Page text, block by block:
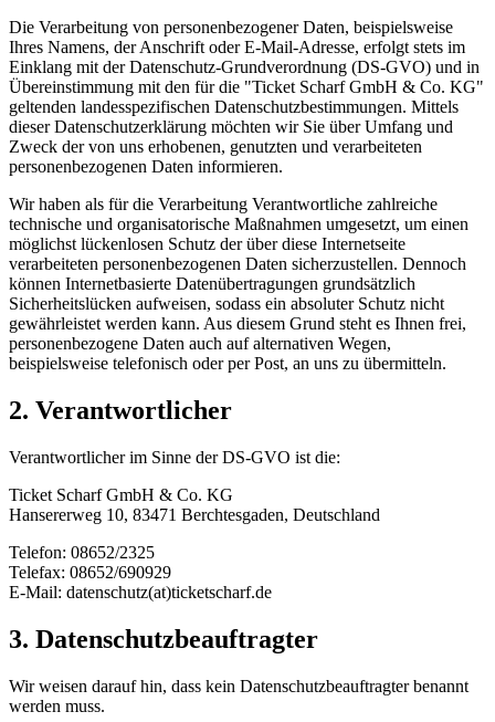
Die Verarbeitung von personenbezogener Daten, beispielsweise
Ihres Namens, der Anschrift oder E-Mail-Adresse, erfolgt stets im
Einklang mit der Datenschutz-Grundverordnung (DS-GVO) und in
Übereinstimmung mit den für die "Ticket Scharf GmbH & Co. KG"
geltenden landesspezifischen Datenschutzbestimmungen. Mittels
dieser Datenschutzerklärung möchten wir Sie über Umfang und
Zweck der von uns erhobenen, genutzten und verarbeiteten
personenbezogenen Daten informieren.
Wir haben als für die Verarbeitung Verantwortliche zahlreiche
technische und organisatorische Maßnahmen umgesetzt, um einen
möglichst lückenlosen Schutz der über diese Internetseite
verarbeiteten personenbezogenen Daten sicherzustellen. Dennoch
können Internetbasierte Datenübertragungen grundsätzlich
Sicherheitslücken aufweisen, sodass ein absoluter Schutz nicht
gewährleistet werden kann. Aus diesem Grund steht es Ihnen frei,
personenbezogene Daten auch auf alternativen Wegen,
beispielsweise telefonisch oder per Post, an uns zu übermitteln.
2. Verantwortlicher
Verantwortlicher im Sinne der DS-GVO ist die:
Ticket Scharf GmbH & Co. KG
Hansererweg 10, 83471 Berchtesgaden, Deutschland
Telefon: 08652/2325
Telefax: 08652/690929
E-Mail: datenschutz(at)ticketscharf.de
3. Datenschutzbeauftragter
Wir weisen darauf hin, dass kein Datenschutzbeauftragter benannt
werden muss.